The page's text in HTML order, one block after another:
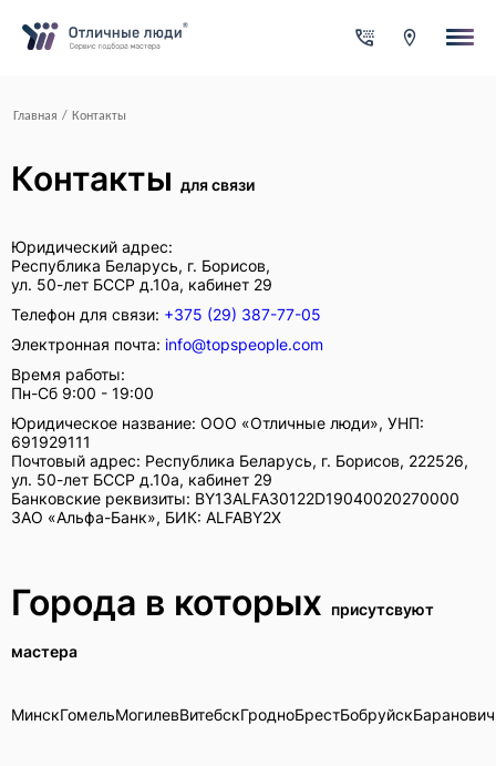
Главная / Контакты
Контакты для связи
Юридический адрес:
Республика Беларусь, г. Борисов,
ул. 50-лет БССР д.10а, кабинет 29
Телефон для связи: +375 (29) 387-77-05
Электронная почта: info@topspeople.com
Время работы:
Пн-Сб 9:00 - 19:00
Юридическое название: ООО «Отличные люди», УНП:
691929111
Почтовый адрес: Республика Беларусь, г. Борисов, 222526,
ул. 50-лет БССР д.10а, кабинет 29
Банковские реквизиты: BY13ALFA30122D19040020270000
ЗАО «Альфа-Банк», БИК: ALFABY2X
Города в которых присутсвуют
мастера
МинскГомельМогилевВитебскГродноБрестБобруйск
Ваша заявка
За каждый оформленный заказ вы получаете Cash-back на
Указанная сумма не является публичной офертой и может
Контактная информация
Имя*
Город*
Адрес*
Телефон*